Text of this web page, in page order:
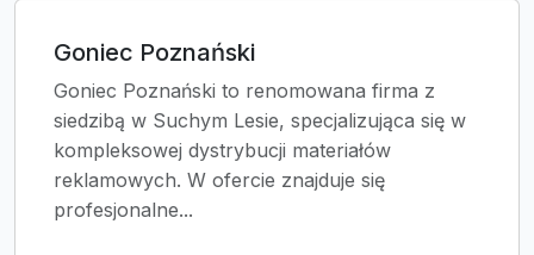
Goniec Poznański
Goniec Poznański to renomowana firma z
siedzibą w Suchym Lesie, specjalizująca się w
kompleksowej dystrybucji materiałów
reklamowych. W ofercie znajduje się
profesjonalne...